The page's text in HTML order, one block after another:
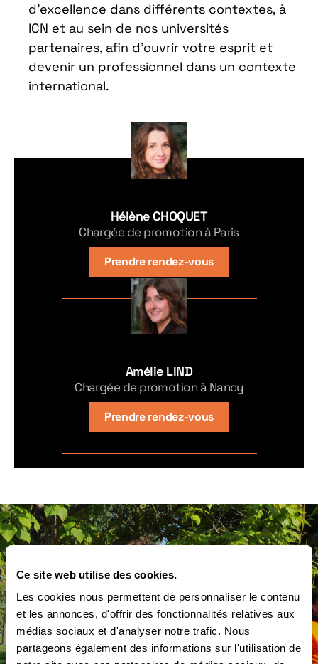
Ce site web utilise des cookies.
Les cookies nous permettent de personnaliser le contenu
et les annonces, d'offrir des fonctionnalités relatives aux
médias sociaux et d'analyser notre trafic. Nous
partageons également des informations sur l'utilisation de
d’excellence dans différents contextes, à
ICN et au sein de nos universités
partenaires, afin d’ouvrir votre esprit et
devenir un professionnel dans un contexte
international.
Hélène CHOQUET
Chargée de promotion à Paris
Prendre rendez-vous
Amélie LIND
Chargée de promotion à Nancy
Prendre rendez-vous